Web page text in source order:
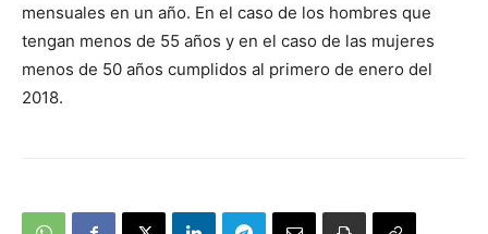
mensuales en un año. En el caso de los hombres que
tengan menos de 55 años y en el caso de las mujeres
menos de 50 años cumplidos al primero de enero del
2018.